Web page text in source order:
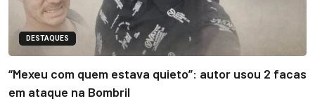
DESTAQUES
“Mexeu com quem estava quieto”: autor usou 2 facas
em ataque na Bombril